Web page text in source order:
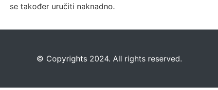
se također uručiti naknadno.
©️ Copyrights 2024. All rights reserved.